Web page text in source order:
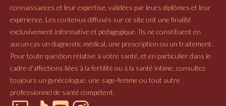
connaissances et leur expertise, validées par leurs diplômes et leur
expérience. Les contenus diffusés sur ce site ont une finalité
exclusivement informative et pédagogique. Ils ne constituent en
aucun cas un diagnostic médical, une prescription ou un traitement.
Pour toute question relative à votre santé, et en particulier dans le
cadre d’affections liées à la fertilité ou à la santé intime, consultez
toujours un gynécologue, une sage-femme ou tout autre
professionnel de santé compétent.